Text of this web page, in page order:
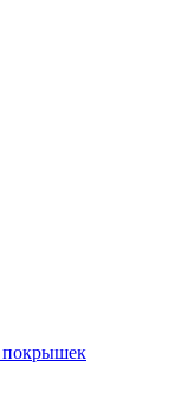
покрышек